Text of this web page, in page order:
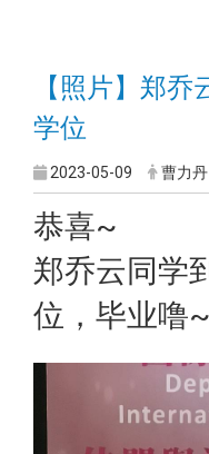
【照片】郑
学位
2023-05-09 曹力丹
恭喜~
郑乔云同学
位，毕业噜~